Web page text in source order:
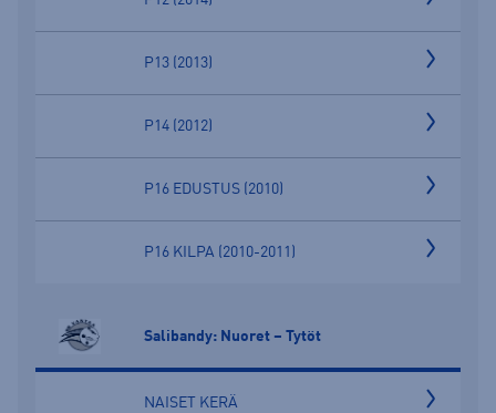
P13 (2013)
P14 (2012)
P16 EDUSTUS (2010)
P16 KILPA (2010-2011)
Salibandy: Nuoret – Tytöt
NAISET KERÄ